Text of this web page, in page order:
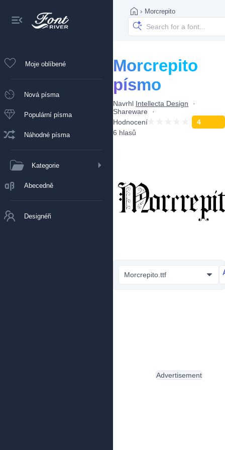
Moje oblíbené
Nová písma
Populární písma
Náhodné písma
Kategorie
Abecedně
Designéři
› Morcrepito
Morcrepito
písmo
Navrhl Intellecta Design
Shareware
Hodnocení
4
6 hlasů
Morcrepito.ttf
Advertisement